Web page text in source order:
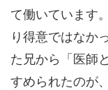
て働いています
り得意ではなか
た兄から「医師
すめられたのが